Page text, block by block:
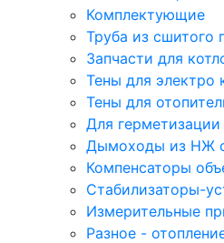
Комплектующие
Труба из сшитого
Запчасти для
Тены для электро
Тены для
Для
Дымоходы из НЖ
Компенсаторы
Стабилизаторы-
Измерительные
Разное -